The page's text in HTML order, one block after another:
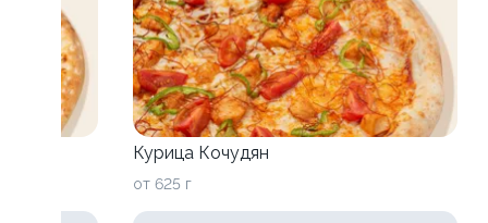
Курица Кочудян
от 625 г